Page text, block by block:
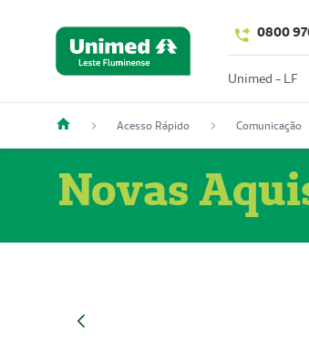
0800
Unimed - LF
Acesso Rápido Comunicação
Novas